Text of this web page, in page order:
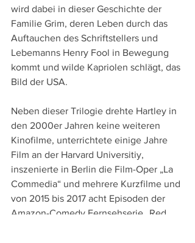
wird dabei in dieser Geschichte der
Familie Grim, deren Leben durch das
Auftauchen des Schriftstellers und
Lebemanns Henry Fool in Bewegung
kommt und wilde Kapriolen schlägt, das
Bild der USA.
Neben dieser Trilogie drehte Hartley in
den 2000er Jahren keine weiteren
Kinofilme, unterrichtete einige Jahre
Film an der Harvard Universitiy,
inszenierte in Berlin die Film-Oper „La
Commedia“ und mehrere Kurzfilme und
von 2015 bis 2017 acht Episoden der
Amazon-Comedy Fernsehserie „Red